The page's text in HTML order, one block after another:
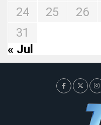
24
25 26
31
« Jul